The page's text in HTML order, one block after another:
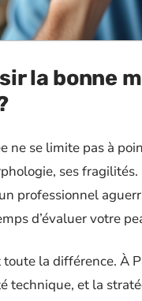
la bonne
ne se limite pas à
ses
professionnel
d’évaluer votre
la différence. À
technique, et la